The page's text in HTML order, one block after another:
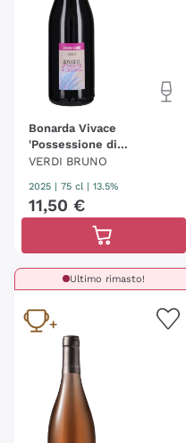
Bonarda Vivace
'Possessione di
Vergomberra' Bruno Verdi
VERDI BRUNO
2025 | 75 cl | 13.5%
11,50 €
Ultimo rimasto!